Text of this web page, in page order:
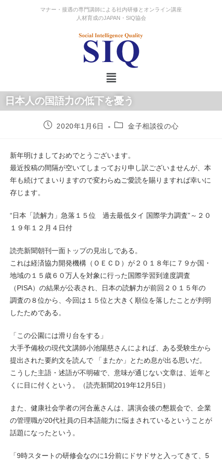
マナー・接遇の専門講師による社内研修とオンライン講座
人材育成のJAPAN・SIQ協会
日本人の国語力の低下を憂う
2020年1月6日 金子相談役の心
新年明けましておめでとうございます。
最近投稿の間隔が空いてしまっており申し訳ございませんが、本
年も続けてまいりますので変わらぬご愛読を賜りますれば幸いに
存じます。
“日本「読解力」急落１５位 過去最低タイ 国際学力調査”～２０
１９年１２月４日付
読売新聞朝刊一面トップの見出しである。
これは経済協力開発機構（ＯＥＣＤ）が２０１８年に７９か国・
地域の１５歳６０万人を対象に行った国際学習到達度調査
（PISA）の結果が公表され、日本の読解力が前回２０１５年の
調査の８位から、今回は１５位と大きく順位を落したことが判明
したためである。
「この公園には滑り台をする」
大手予備校の現代文講師小池陽慈さんによれば、ある受験生から
提出された要約文を読んで 「またか」とため息が出る思いだ。
こうした主語・述語が不明確で、意味が通じない文章は、近年と
くに目に付くという。（読売新聞2019年12月5日）
また、健康社会学者の河合薫さんは、講演会後の懇親会で、企業
の管理職が20代社員の日本語能力に悩まされているということが
話題になったという。
「9時スタートの研修会なのに1分前にドサドサと入ってきて、5